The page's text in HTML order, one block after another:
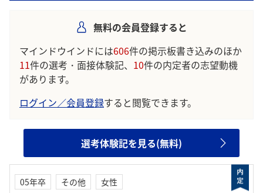
無料の会員登録すると
マインドウインドには606件の掲示板書き込みのほか
11件の選考・面接体験記、 10件の内定者の志望動機
があります。
ログイン／会員登録すると閲覧できます。
選考体験記を見る(無料)
05年卒 その他
女性